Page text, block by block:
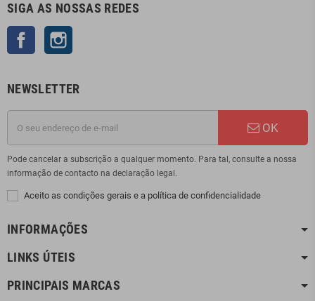
SIGA AS NOSSAS REDES
Facebook
NEWSLETTER
OK
Pode cancelar a subscrição a qualquer momento. Para tal, consulte a nossa
informação de contacto na declaração legal.
Aceito as condições gerais e a política de confidencialidade
INFORMAÇÕES
LINKS ÚTEIS
PRINCIPAIS MARCAS